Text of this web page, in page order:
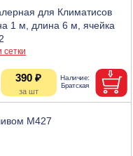
для Климатисов
1 м, длина 6 м, ячейка
390 ₽
М427